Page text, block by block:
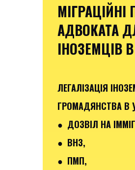
МІГРАЦІЙНІ
АДВОКАТА
ІНОЗЕМЦІВ
ЛЕГАЛІЗАЦІЯ
ГРОМАДЯНСТВА В
● ДОЗВІЛ НА
● ВНЗ,
● ПМП,